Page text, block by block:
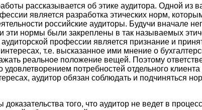
рассказывается об этике аудитора. Одной из
является разработка этических норм,
российские аудиторы. Будучи вначале
нормы были закреплены в так называемых
профессии является признание и
т.е. высказанное ими мнение о
реальное положение вещей. Поэтому
потребностей отдельного
аудитор обязан соблюдать и подчиняться
того, что аудитор не ведет в